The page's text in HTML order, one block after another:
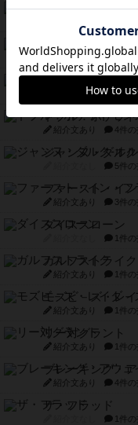
ギョッと
クルティボ
紹介文なし 1件
紹介文なし 1件の
ドブル：ポケッ
紹介文あり 4件の
ジャンヌ・ダル
5件の
ファースト・イン
紹介文あり 3件の
ダイススローン
1件の
ガルフストライク
紹介文あり 1件の
モズビ－ズ・レ
紹介文あり 1件の
リー対グラント
紹介文あり 1件の
ブレーキング・
紹介文あり 4件の
ザ・フラッド
1件の